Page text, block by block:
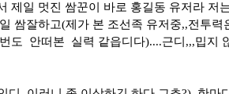
제일 멋진 쌈꾼이 바로 홍길동 유저라 저
쌈잘하고(제가 본 조선족 유저중,,전투력
도 안떠본 실력 같읍디다)....근디,,,밉지